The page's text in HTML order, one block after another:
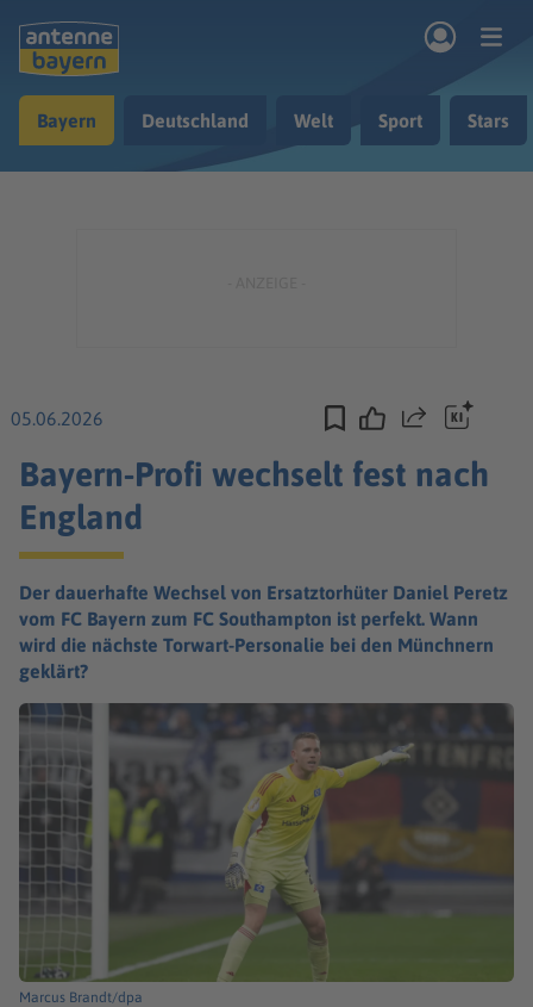
Musik & Radio
Bayern Deutschland Welt Sport Stars
05.06.2026 Teilen
Bayern-Profi wechselt fest nach
England
Der dauerhafte Wechsel von Ersatztorhüter Daniel Peretz
vom FC Bayern zum FC Southampton ist perfekt. Wann
wird die nächste Torwart-Personalie bei den Münchnern
geklärt?
Marcus Brandt/dpa